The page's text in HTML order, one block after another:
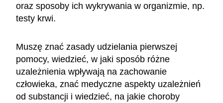
oraz sposoby ich wykrywania w organizmie, np.
testy krwi.
Muszę znać zasady udzielania pierwszej
pomocy, wiedzieć, w jaki sposób różne
uzależnienia wpływają na zachowanie
człowieka, znać medyczne aspekty uzależnień
od substancji i wiedzieć, na jakie choroby